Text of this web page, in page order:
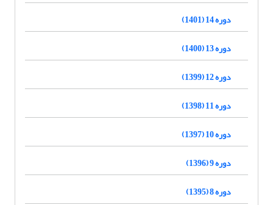
دوره 14 (1401)
دوره 13 (1400)
دوره 12 (1399)
دوره 11 (1398)
دوره 10 (1397)
دوره 9 (1396)
دوره 8 (1395)